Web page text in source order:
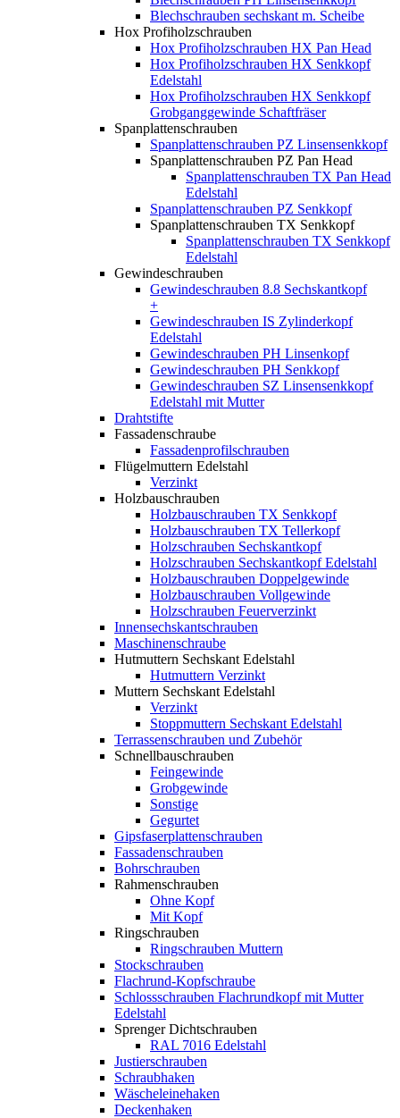
Blechschrauben sechskant m. Scheibe
Hox Profiholzschrauben
Hox Profiholzschrauben HX Pan Head
Hox Profiholzschrauben HX Senkkopf
Edelstahl
Hox Profiholzschrauben HX Senkkopf
Grobganggewinde Schaftfräser
Spanplattenschrauben
Spanplattenschrauben PZ Linsensenkkopf
Spanplattenschrauben PZ Pan Head
Spanplattenschrauben TX Pan Head
Edelstahl
Spanplattenschrauben PZ Senkkopf
Spanplattenschrauben TX Senkkopf
Spanplattenschrauben TX Senkkopf
Edelstahl
Gewindeschrauben
Gewindeschrauben 8.8 Sechskantkopf
+
Gewindeschrauben IS Zylinderkopf
Edelstahl
Gewindeschrauben PH Linsenkopf
Gewindeschrauben PH Senkkopf
Gewindeschrauben SZ Linsensenkkopf
Edelstahl mit Mutter
Drahtstifte
Fassadenschraube
Fassadenprofilschrauben
Flügelmuttern Edelstahl
Verzinkt
Holzbauschrauben
Holzbauschrauben TX Senkkopf
Holzbauschrauben TX Tellerkopf
Holzschrauben Sechskantkopf
Holzschrauben Sechskantkopf Edelstahl
Holzbauschrauben Doppelgewinde
Holzbauschrauben Vollgewinde
Holzschrauben Feuerverzinkt
Innensechskantschrauben
Maschinenschraube
Hutmuttern Sechskant Edelstahl
Hutmuttern Verzinkt
Muttern Sechskant Edelstahl
Verzinkt
Stoppmuttern Sechskant Edelstahl
Terrassenschrauben und Zubehör
Schnellbauschrauben
Feingewinde
Grobgewinde
Sonstige
Gegurtet
Gipsfaserplattenschrauben
Fassadenschrauben
Bohrschrauben
Rahmenschrauben
Ohne Kopf
Mit Kopf
Ringschrauben
Ringschrauben Muttern
Stockschrauben
Flachrund-Kopfschraube
Schlossschrauben Flachrundkopf mit Mutter
Edelstahl
Sprenger Dichtschrauben
RAL 7016 Edelstahl
Justierschrauben
Schraubhaken
Wäscheleinehaken
Deckenhaken